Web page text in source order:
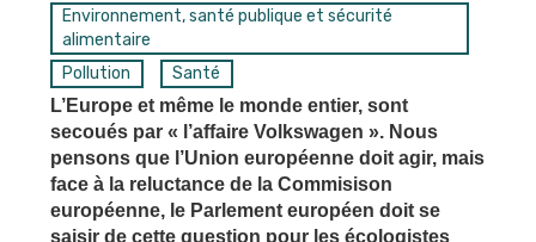
Environnement, santé publique et sécurité
alimentaire
Pollution
Santé
L’Europe et même le monde entier, sont
secoués par « l’affaire Volkswagen ». Nous
pensons que l’Union européenne doit agir, mais
face à la reluctance de la Commisison
européenne, le Parlement européen doit se
saisir de cette question pour les écologistes